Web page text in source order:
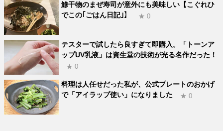
鯵干物のまぜ寿司が意外にも美味しい【こぐれひ
でこの｢ごはん日記｣】
★ 0
テスターで試したら良すぎて即購入。「トーンア
ップUV乳液」は資生堂の技術が光る名作だった！
★ 0
料理は人任せだった私が、公式プレートのおかげ
で「アイラップ使い」になりました
★ 0